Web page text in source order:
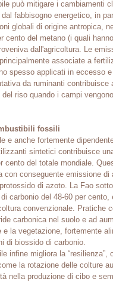
può mitigare i cambiamenti
fabbisogno energetico, in
globali di origine antropica,
cento del metano (i quali
dall'agricoltura. Le
associate a
spesso applicati in eccesso
da ruminanti
riso quando i campi
fossili
e anche fortemente
sintetici contribuisce
cento del totale mondiale.
con conseguente emissione
di azoto. La Fao
carbonio del 48-60 per
convenzionale. Pratiche
carbonica nel suolo e ad
e la vegetazione, fortemente
di biossido di carbonio.
infine migliora la
la rotazione delle colture
nella produzione di cibo e